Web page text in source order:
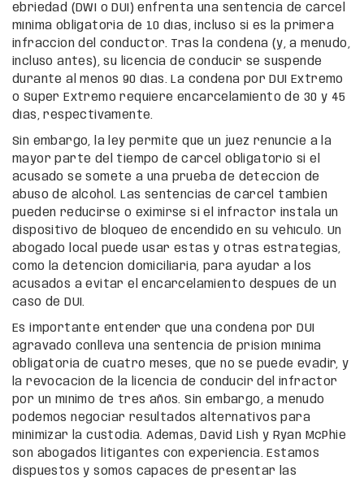
ebriedad (DWI o DUI) enfrenta una sentencia de cárcel
mínima obligatoria de 10 días, incluso si es la primera
infraccion del conductor. Tras la condena (y, a menudo,
incluso antes), su licencia de conducir se suspende
durante al menos 90 días. La condena por DUI Extremo
o Súper Extremo requiere encarcelamiento de 30 y 45
días, respectivamente.
Sin embargo, la ley permite que un juez renuncie a la
mayor parte del tiempo de cárcel obligatorio si el
acusado se somete a una prueba de detección de
abuso de alcohol. Las sentencias de cárcel también
pueden reducirse o eximirse si el infractor instala un
dispositivo de bloqueo de encendido en su vehículo. Un
abogado local puede usar estas y otras estrategias,
como la detención domiciliaria, para ayudar a los
acusados a evitar el encarcelamiento después de un
caso de DUI.
Es importante entender que una condena por DUI
agravado conlleva una sentencia de prisión mínima
obligatoria de cuatro meses, que no se puede evadir, y
la revocación de la licencia de conducir del infractor
por un mínimo de tres años. Sin embargo, a menudo
podemos negociar resultados alternativos para
minimizar la custodia. Además, David Lish y Ryan McPhie
son abogados litigantes con experiencia. Estamos
dispuestos y somos capaces de presentar las